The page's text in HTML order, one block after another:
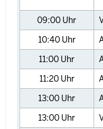
09:00 Uhr
10:40 Uhr
11:00 Uhr
11:20 Uhr
13:00 Uhr
13:00 Uhr